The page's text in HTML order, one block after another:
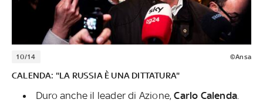
10/14 ©Ansa
CALENDA: "LA RUSSIA È UNA DITTATURA"
Duro anche il leader di Azione, Carlo Calenda.